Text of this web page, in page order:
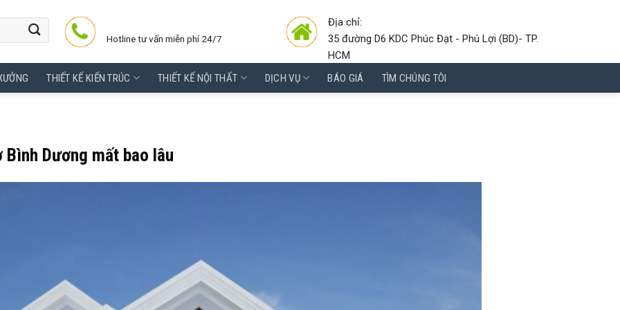
Hotline tư vấn miễn phí 24/7
Địa chỉ:
35 đường D6 KDC Phúc Đạt - Phú Lợi (BD)- TP.
HCM
THIẾT KẾ KIẾN TRÚC THIẾT KẾ NỘI THẤT DỊCH VỤ BÁO GIÁ TÌM CHÚNG TÔI
Dương mất bao lâu